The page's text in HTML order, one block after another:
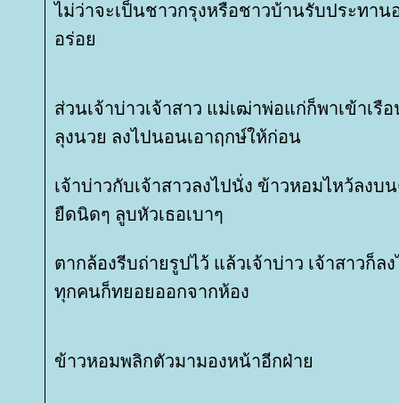
ไม่ว่าจะเป็นชาวกรุงหรือชาวบ้านรับประทาน
อร่อ
ส่วนเจ้าบ่าวเจ้าสาว แม่เฒ่าพ่อแก่ก็พาเข้าเรื
ลุงนวย ลงไปนอนเอาฤกษ์ให้ก่อน
เจ้าบ่าวกับเจ้าสาวลงไปนั่ง ข้าวหอมไหว้ลงบ
ืดนิดๆ ลูบหัวเธอเบาๆ
ตากล้องรีบถ่ายรูปไว้ แล้วเจ้าบ่าว เจ้าสาวก็
ทุกคนก็ทยอยออกจากห้อง
ข้าวหอมพลิกตัวมามองหน้าอีกฝ่า